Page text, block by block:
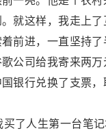
就这样，我走上
前进，一直坚持
公司给我寄来两
银行兑换了支票
人生第一台笔